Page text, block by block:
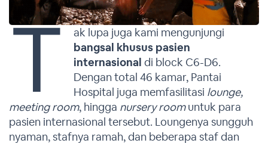
T
ak lupa juga kami mengunjungi
bangsal khusus pasien
internasionaldi block C6-D6.
Dengan total 46 kamar, Pantai
Hospital juga memfasilitasi lounge,
meeting room, hingga nursery roomuntuk para
pasien internasional tersebut. Loungenya sungguh
nyaman, stafnya ramah, dan beberapa staf dan